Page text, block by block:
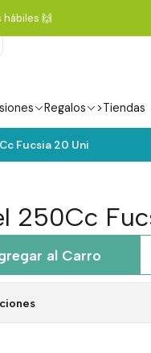
Regalos >Tiendas
hábiles 🙌
Fucsia 20 Uni
250Cc
al Carro